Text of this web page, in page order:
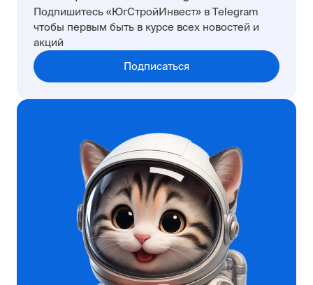
Подпишитесь «ЮгСтройИнвест» в Telegram
чтобы первым быть в курсе всех новостей и
акций
Подписаться